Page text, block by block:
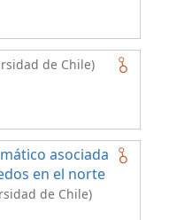
de Chile)
asociada
en el norte
de Chile)